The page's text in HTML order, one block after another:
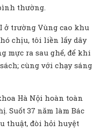
thường.
ở trường Vùng cao khu
chịu, tôi liền lấy dây
mực ra sau ghế, để khi
cùng với chạy sáng
Hà Nội hoàn toàn
Suốt 37 năm làm Bác
thuật, đòi hỏi huyệt